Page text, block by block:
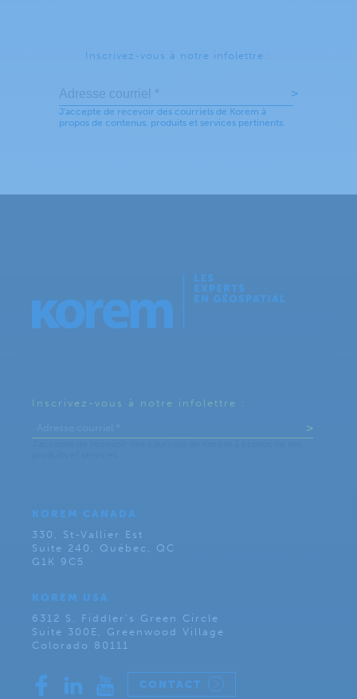
Inscrivez-vous à notre infolettre :
Inscrivez-vous à notre infolettre :
KOREM CANADA
330, St-Vallier Est
Suite 240, Québec, QC
G1K 9C5
KOREM USA
6312 S. Fiddler’s Green Circle
Suite 300E, Greenwood Village
Colorado 80111
CONTACT